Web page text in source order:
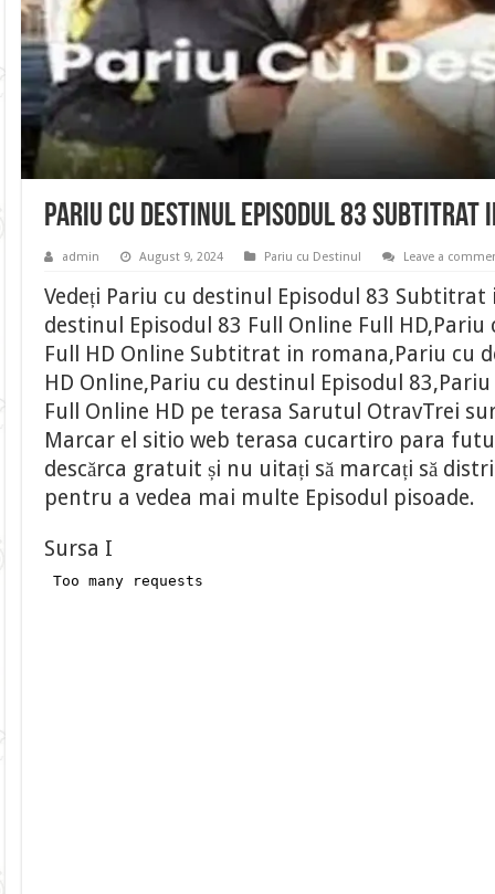
Pariu cu destinul Episodul 83 Subtitrat
admin August 9, 2024 Pariu cu Destinul Leave a
Vedeți Pariu cu destinul Episodul 83
destinul Episodul 83 Full Online Full
Full HD Online Subtitrat in romana,Pariu cu
HD Online,Pariu cu destinul Episodul
Full Online HD pe terasa Sarutul OtravTrei
Marcar el sitio web terasa cucartiro para
descărca gratuit și nu uitați să marcați să
pentru a vedea mai multe Episodul pisoade.
Sursa I